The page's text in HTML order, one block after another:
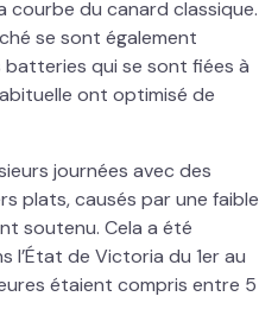
courbe du canard classique.
se sont également
batteries qui se sont fiées à
ont optimisé de
journées avec des
plats, causés par une faible
soutenu. Cela a été
l’État de Victoria du 1er au
étaient compris entre 5